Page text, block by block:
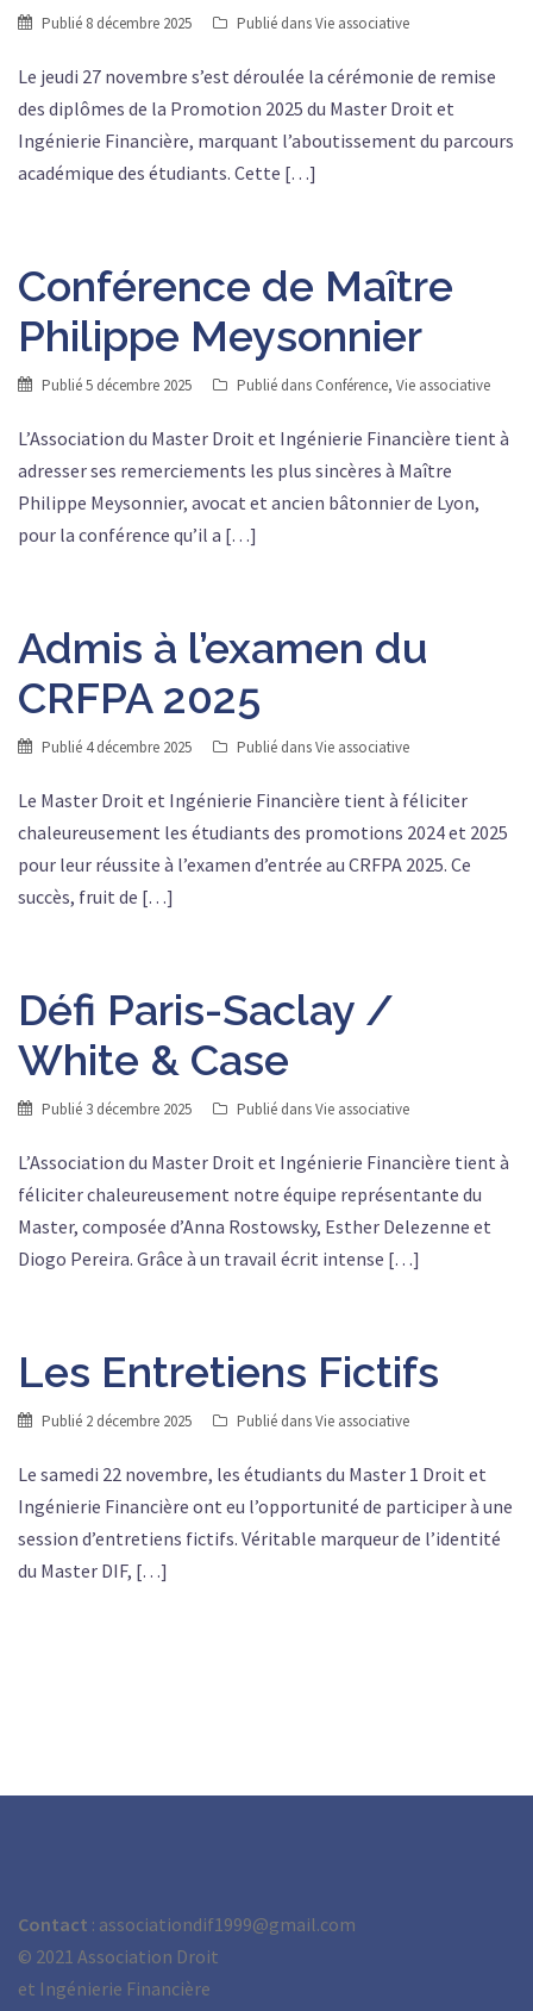
Publié 8 décembre 2025 Publié dansVie associative
Le jeudi 27 novembre s’est déroulée la cérémonie de remise
des diplômes de la Promotion 2025 du Master Droit et
Ingénierie Financière, marquant l’aboutissement du parcours
académique des étudiants. Cette […]
Conférence de Maître
Philippe Meysonnier
Publié5 décembre 2025 Publié dans Conférence, Vie associative
L’Association du Master Droit et Ingénierie Financière tient à
adresser ses remerciements les plus sincères à Maître
Philippe Meysonnier, avocat et ancien bâtonnier de Lyon,
pour la conférence qu’il a […]
Admis à l’examen du
CRFPA 2025
Publié 4 décembre 2025 Publié dansVie associative
Le Master Droit et Ingénierie Financière tient à féliciter
chaleureusement les étudiants des promotions 2024 et 2025
pour leur réussite à l’examen d’entrée au CRFPA 2025. Ce
succès, fruit de […]
Défi Paris-Saclay /
White & Case
Publié 3 décembre 2025 Publié dansVie associative
L’Association du Master Droit et Ingénierie Financière tient à
féliciter chaleureusement notre équipe représentante du
Master, composée d’Anna Rostowsky, Esther Delezenne et
Diogo Pereira. Grâce à un travail écrit intense […]
Les Entretiens Fictifs
Publié 2 décembre 2025 Publié dansVie associative
Le samedi 22 novembre, les étudiants du Master 1 Droit et
Ingénierie Financière ont eu l’opportunité de participer à une
session d’entretiens fictifs. Véritable marqueur de l’identité
du Master DIF, […]
Contact : associationdif1999@gmail.com
© 2021 Association Droit
et Ingénierie Financière